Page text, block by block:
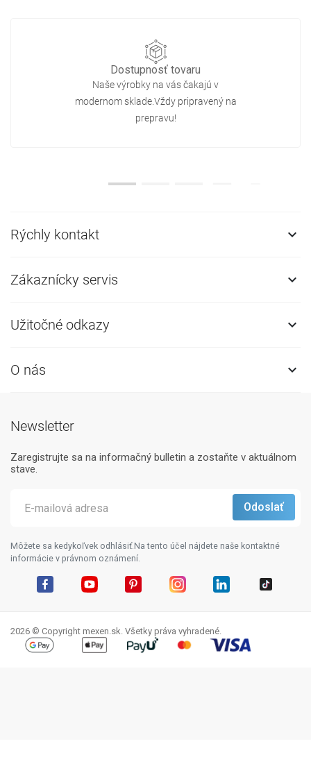
Dostupnosť tovaru
Naše výrobky na vás čakajú v
modernom sklade.Vždy pripravený na
prepravu!
Rýchly kontakt 
Zákaznícky servis 
Užitočné odkazy 
O nás 
Newsletter
Zaregistrujte sa na informačný bulletin a zostaňte v aktuálnom
stave.
Môžete sa kedykoľvek odhlásiť.Na tento účel nájdete naše kontaktné
informácie v právnom oznámení.
2026 © Copyright mexen.sk. Všetky práva vyhradené.